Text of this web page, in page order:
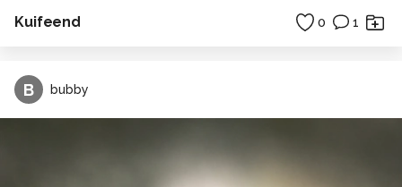
Kuifeend 0 1
B bubby